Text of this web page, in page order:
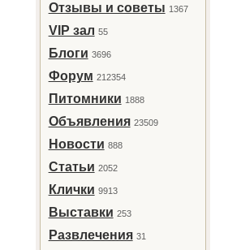
Отзывы и советы 1367
VIP зал 55
Блоги 3696
Форум 212354
Питомники 1888
Объявления 23509
Новости 888
Статьи 2052
Клички 9913
Выставки 253
Развлечения 31